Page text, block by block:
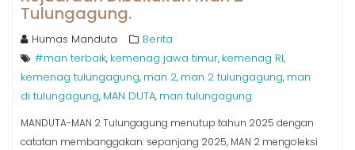
Tulungagung.
Humas Manduta
Berita
#man terbaik, kemenag jawa timur, kemenag RI,
kemenag tulungagung, man 2, man 2 tulungagung, man
di tulungagung, MAN DUTA, man tulungagung
MANDUTA-MAN 2 Tulungagung menutup tahun 2025 dengan
catatan membanggakan: sepanjang 2025, MAN 2 mengoleksi